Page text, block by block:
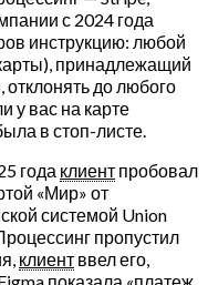
с 2024 года
инструкцию: любой
принадлежащий
отклонять до любого
у вас на карте
в стоп-листе.
года клиент пробовал
«Мир» от
системой Union
пропустил
клиент ввел его,
показала «платеж